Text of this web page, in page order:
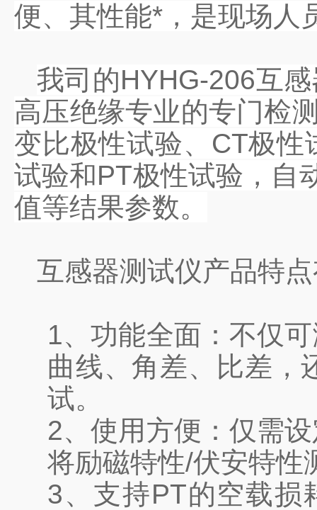
便、其性能*，是现场人
我司的HYHG-206互
高压绝缘专业的专门检
变比极性试验、CT极
试验和PT极性试验，自
值等结果参数。
互感器测试仪产品特
1、功能全面：不仅
曲线、角差、比差，
试。
2、使用方便：仅需
将励磁特性/伏安特性
3、 支持PT的空载损